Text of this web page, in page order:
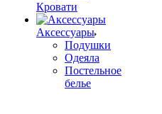
Кровати
Аксессуары
Подушки
Одеяла
Постельное
белье